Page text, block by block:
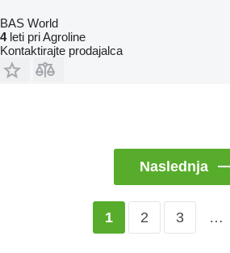
BAS World
4leti pri Agroline
Kontaktirajte prodajalca
Naslednja
1 2 3 …